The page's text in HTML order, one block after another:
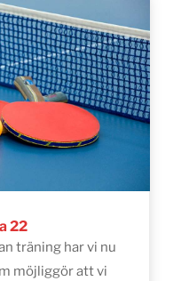
22
träning har vi nu
möjliggör att vi